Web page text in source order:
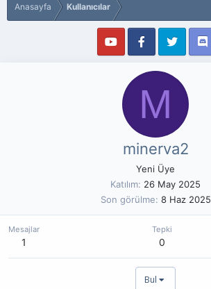
Anasayfa Kullanıcılar
M
minerva2
Yeni Üye
Katılım 26 May 2025
Son görülme 8 Haz 2025
Mesajlar
1
Tepki
0
Bul